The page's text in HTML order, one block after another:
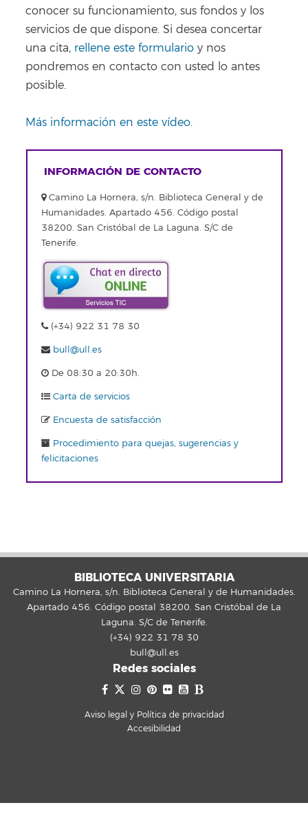
conocer su funcionamiento, sus fondos y los
servicios de que dispone. Si desea concertar
una cita, rellene este formularioy nos
pondremos en contacto con usted lo antes
posible.
Más información en este vídeo.
INFORMACIÓN DE CONTACTO
Camino La Hornera, s/n. Biblioteca General y de
Humanidades. Apartado 456. Código postal
38200. San Cristóbal de La Laguna. S/C de
Tenerife.
(+34) 922 31 78 30
bull@ull.es
De 08:30 a 20:30h.
Carta de servicios
Encuesta de satisfacción
Procedimiento para quejas, sugerencias y
felicitaciones
BIBLIOTECA UNIVERSITARIA
Camino La Hornera, s/n. Biblioteca General y de Humanidades.
Apartado 456. Código postal 38200. San Cristóbal de La
Laguna. S/C de Tenerife.
(+34) 922 31 78 30
bull@ull.es
Redes sociales
Aviso legal y Política de privacidad
Accesibilidad